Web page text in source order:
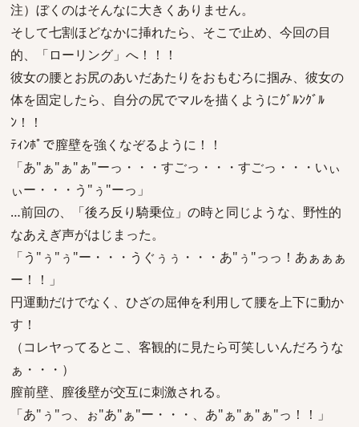
注）ぼくのはそんなに大きくありません。
そして七割ほどなかに挿れたら、そこで止め、今回の目
的、「ローリング」へ！！！
彼女の腰とお尻のあいだあたりをおもむろに掴み、彼女の
体を固定したら、自分の尻でマルを描くようにｸﾞﾙﾝｸﾞﾙ
ﾝ！！
ﾃｨﾝﾎﾟで膣壁を強くなぞるように！！
「あ"ぁ"ぁ"ぁ"ーっ・・・すごっ・・・すごっ・・・いぃ
ぃー・・・う"ぅ"ーっ」
…前回の、「後ろ反り騎乗位」の時と同じような、野性的
なあえぎ声がはじまった。
「う"ぅ"ぅ"ー・・・うぐぅぅ・・・あ"ぅ"っっ！あぁぁぁ
ー！！」
円運動だけでなく、ひざの屈伸を利用して腰を上下に動か
す！
（コレヤってるとこ、客観的に見たら可笑しいんだろうな
ぁ・・・）
膣前壁、膣後壁が交互に刺激される。
「あ"ぅ"っ、ぉ"あ"ぁ"ー・・・、あ"ぁ"ぁ"ぁ"っ！！」